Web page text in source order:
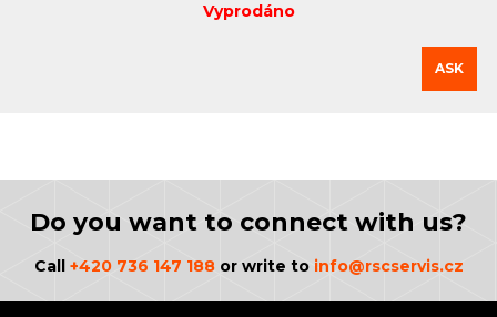
Vyprodáno
ASK
Do you want to connect with us?
Call +420 736 147 188or write to info@rscservis.cz